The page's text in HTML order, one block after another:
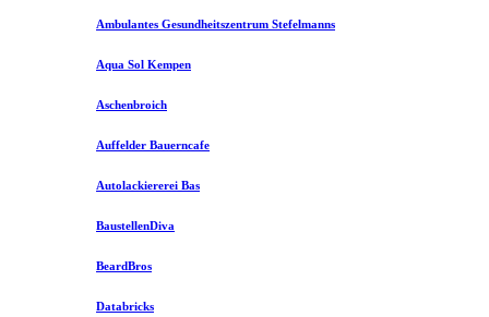
Ambulantes Gesundheitszentrum Stefelmanns
Aqua Sol Kempen
Aschenbroich
Auffelder Bauerncafe
Autolackiererei Bas
BaustellenDiva
BeardBros
Databricks